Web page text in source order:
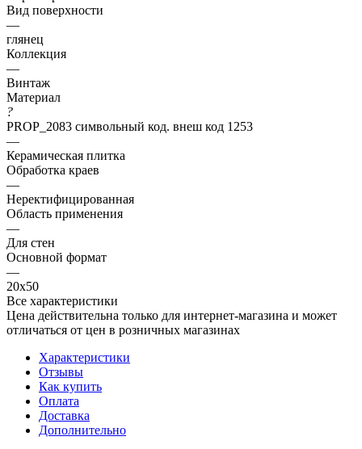
Вид поверхности
—
глянец
Коллекция
—
Винтаж
Материал
?
PROP_2083 символьный код. внеш код 1253
—
Керамическая плитка
Обработка краев
—
Неректифицированная
Область применения
—
Для стен
Основной формат
—
20х50
Все характеристики
Цена действительна только для интернет-магазина и может
отличаться от цен в розничных магазинах
Характеристики
Отзывы
Как купить
Оплата
Доставка
Дополнительно